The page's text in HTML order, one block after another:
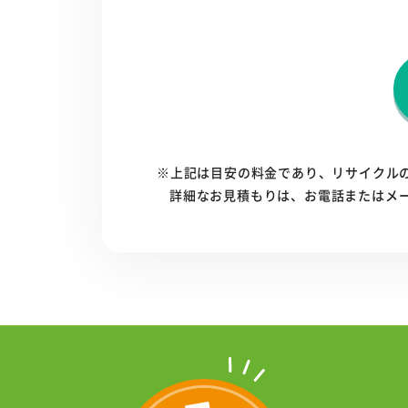
※上記は目安の料金であり、リサイクル
詳細なお見積もりは、お電話またはメ